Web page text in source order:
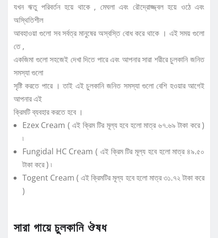
যখন ঋতু পরিবর্তন হয়ে থাকে , মেঘলা এবং রৌদ্রোজ্জ্বল হয়ে ওঠে এবং
অস্থিতিশীল
আবহাওয়া গুলো সব সর্বত্র মানুষের অস্বস্তি বোধ করে থাকে । এই সময় গুলো
তে ,
একজিমা গুলো সহজেই দেখা দিতে পারে এবং আপনার সারা শরীরে চুলকানি জনিত
সমস্যা গুলো
সৃষ্টি করতে পারে । তাই এই চুলকানি জনিত সমস্যা গুলো বেশি হওয়ার আগেই
আপনার এই
ক্রিমটি ব্যবহার করতে হবে ।
Ezex Cream ( এই ক্রিম টির মূল্য হবে হলো মাত্র ৬৭.৬৯ টাকা করে )
৷
Fungidal HC Cream ( এই ক্রিম টির মূল্য হবে হলো মাত্র ৪৯.৫০
টাকা করে ) ৷
Togent Cream ( এই ক্রিমটির মূল্য হবে হলো মাত্র ৩১.৭২ টাকা করে
)
সারা গায়ে চুলকানি ঔষধ